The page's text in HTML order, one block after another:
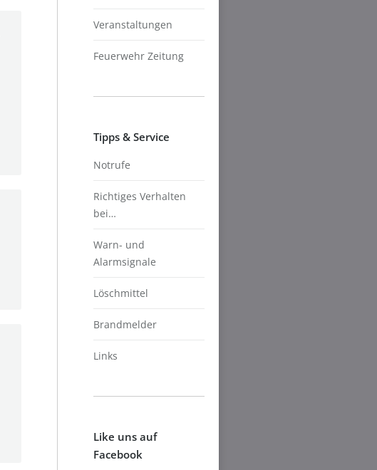
Veranstaltungen
Feuerwehr Zeitung
Tipps & Service
Notrufe
Richtiges Verhalten
bei…
Warn- und
Alarmsignale
Löschmittel
Brandmelder
Links
Like uns auf
Facebook